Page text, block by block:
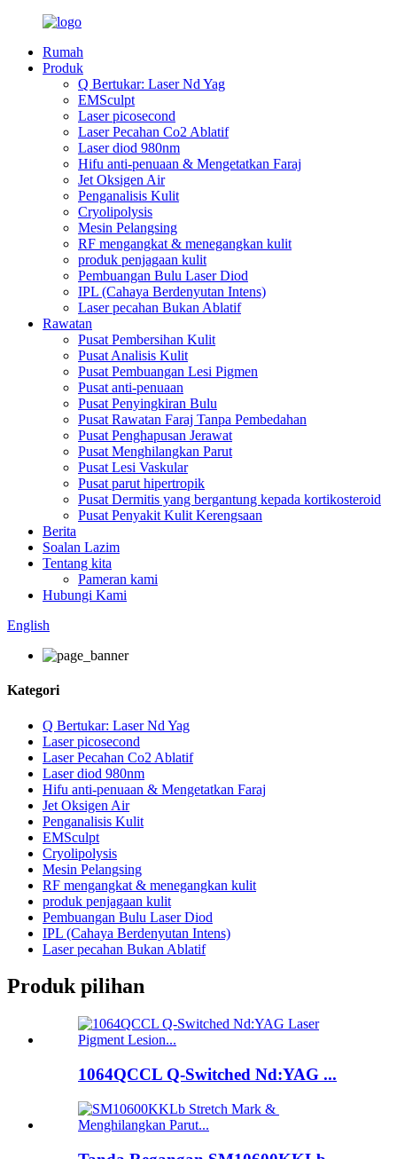
Rumah
Produk
Q Bertukar: Laser Nd Yag
EMSculpt
Laser picosecond
Laser Pecahan Co2 Ablatif
Laser diod 980nm
Hifu anti-penuaan & Mengetatkan Faraj
Jet Oksigen Air
Penganalisis Kulit
Cryolipolysis
Mesin Pelangsing
RF mengangkat & menegangkan kulit
produk penjagaan kulit
Pembuangan Bulu Laser Diod
IPL (Cahaya Berdenyutan Intens)
Laser pecahan Bukan Ablatif
Rawatan
Pusat Pembersihan Kulit
Pusat Analisis Kulit
Pusat Pembuangan Lesi Pigmen
Pusat anti-penuaan
Pusat Penyingkiran Bulu
Pusat Rawatan Faraj Tanpa Pembedahan
Pusat Penghapusan Jerawat
Pusat Menghilangkan Parut
Pusat Lesi Vaskular
Pusat parut hipertropik
Pusat Dermitis yang bergantung kepada kortikosteroid
Pusat Penyakit Kulit Kerengsaan
Berita
Soalan Lazim
Tentang kita
Pameran kami
Hubungi Kami
English
Kategori
Q Bertukar: Laser Nd Yag
Laser picosecond
Laser Pecahan Co2 Ablatif
Laser diod 980nm
Hifu anti-penuaan & Mengetatkan Faraj
Jet Oksigen Air
Penganalisis Kulit
EMSculpt
Cryolipolysis
Mesin Pelangsing
RF mengangkat & menegangkan kulit
produk penjagaan kulit
Pembuangan Bulu Laser Diod
IPL (Cahaya Berdenyutan Intens)
Laser pecahan Bukan Ablatif
Produk pilihan
1064QCCL Q-Switched Nd:YAG ...